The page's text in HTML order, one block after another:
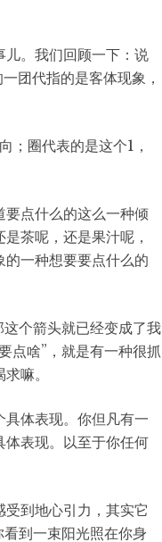
儿。我们回顾一下：说
团代指的是客体现象，
；圈代表的是这个1，
要点什么的这么一种倾
茶呢，还是果汁呢，
一种想要要点什么的
个箭头就已经变成了我
点啥”，就是有一种很抓
嘛。
体表现。你但凡有一
体表现。以至于你任何
到地心引力，其实它
到一束阳光照在你身